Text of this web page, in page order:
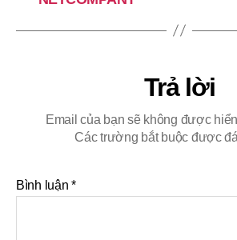
Trả lời
Email của bạn sẽ không được
Các trường bắt buộc được
Bình luận*